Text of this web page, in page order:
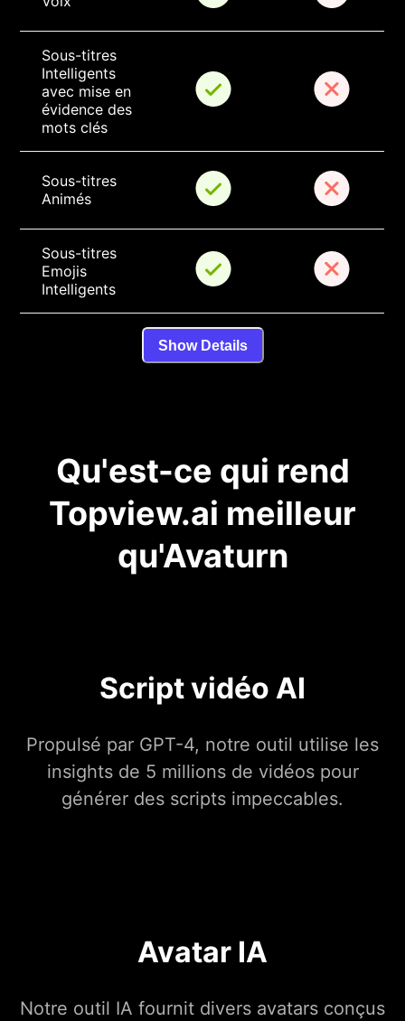
Sous-titres
Intelligents
avec mise en
évidence des
mots clés
Sous-titres
Animés
Sous-titres
Emojis
Intelligents
Show Details
Qu'est-ce qui rend
Topview.ai meilleur
qu'Avaturn
Script vidéo AI
Propulsé par GPT-4, notre outil utilise les
insights de 5 millions de vidéos pour
générer des scripts impeccables.
Avatar IA
Notre outil IA fournit divers avatars conçus